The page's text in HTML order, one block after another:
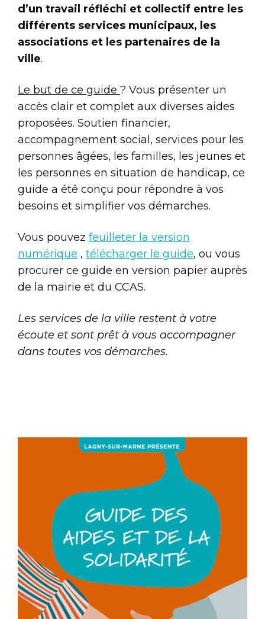
d’un travail réfléchi et collectif entre les
différents services municipaux, les
associations et les partenaires de la
ville.
Le but de ce guide ? Vous présenter un
accès clair et complet aux diverses aides
proposées. Soutien financier,
accompagnement social, services pour les
personnes âgées, les familles, les jeunes et
les personnes en situation de handicap, ce
guide a été conçu pour répondre à vos
besoins et simplifier vos démarches.
Vous pouvez feuilleter la version
numérique , télécharger le guide, ou vous
procurer ce guide en version papier auprès
de la mairie et du CCAS.
Les services de la ville restent à votre
écoute et sont prêt à vous accompagner
dans toutes vos démarches.